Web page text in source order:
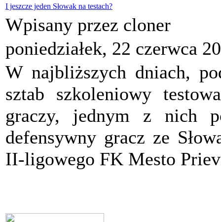
I jeszcze jeden Słowak na testach?
Wpisany przez cloner
poniedziałek, 22 czerwca
W najbliższych dniach,
sztab szkoleniowy
graczy, jednym z nich
defensywny gracz ze
II-ligowego FK Mesto